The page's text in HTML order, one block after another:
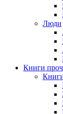
Люди
Книги